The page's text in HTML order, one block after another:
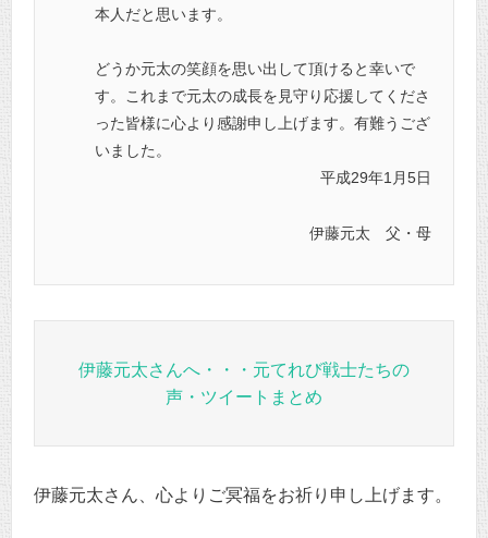
本人だと思います。
どうか元太の笑顔を思い出して頂けると幸いで
す。 これまで元太の成長を見守り応援してくださ
った皆様に心より感謝申し上げます。有難うござ
いました。
平成29年1月5日
伊藤元太 父・母
伊藤元太さんへ・・・元てれび戦士たちの
声・ツイートまとめ
伊藤元太さん、心よりご冥福をお祈り申し上げます。